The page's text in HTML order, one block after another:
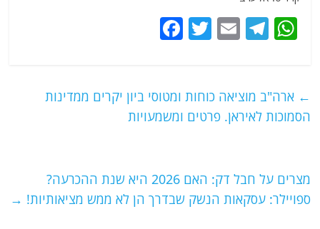
A
p
ra
m
k
W
s
A
T
g
ra
E
l
T
er
e
b
k
← ארה"ב מוציאה כוחות ומטוסי ביון יקרים ממדינות
הסמוכות לאיראן. פרטים ומשמעויות
מצרים על חבל דק: האם 2026 היא שנת ההכרעה?
ספויילר: עסקאות הנשק שבדרך הן לא ממש מציאותיות! →